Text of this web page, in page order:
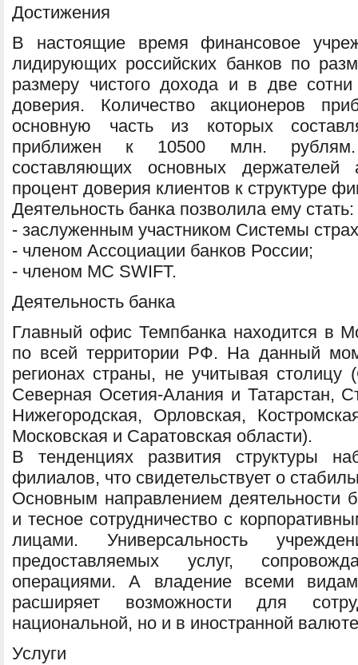
Достижения
В настоящие время финансовое
лидирующих российских банков по
размеру чистого дохода и в две
доверия. Количество акционеров
основную часть из которых
приближен к 10500 млн. рублям.
составляющих основных держателей
процент доверия клиентов к структуре
Деятельность банка позволила ему стать:
- заслуженным участником Системы
- членом Ассоциации банков России;
- членом МС SWIFT.
Деятельность банка
Главный офис Темпбанка находится в
по всей территории РФ. На данный
регионах страны, не учитывая столицу
Северная Осетия-Алания и Татарстан,
Нижегородская, Орловская,
Московская и Саратовская области).
В тенденциях развития структуры
филиалов, что свидетельствует о
Основным направлением деятельности
и тесное сотрудничество с
лицами. Универсальность
предоставляемых услуг,
операциями. А владение всеми
расширяет возможности для
национальной, но и в иностранной
Услуги